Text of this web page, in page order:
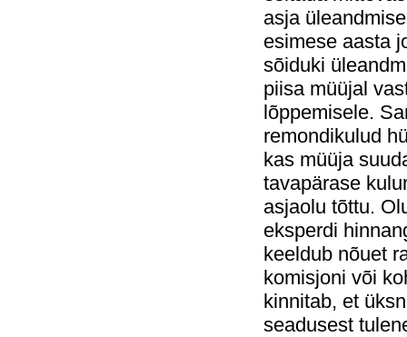
asja
esimese aasta
sõiduki
piisa müüjal
lõppemisele.
remondikulud
kas müüja
tavapärase
asjaolu tõttu.
eksperdi
keeldub nõuet
komisjoni või
kinnitab, et
seadusest